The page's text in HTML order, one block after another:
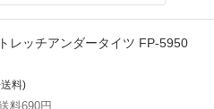
レッチアンダータイツ FP-5950
料)
料690円